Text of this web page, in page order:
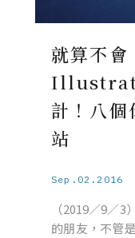
就算不
計！八個
站
Sep.02.2016
（2019／9／
的朋友，不管